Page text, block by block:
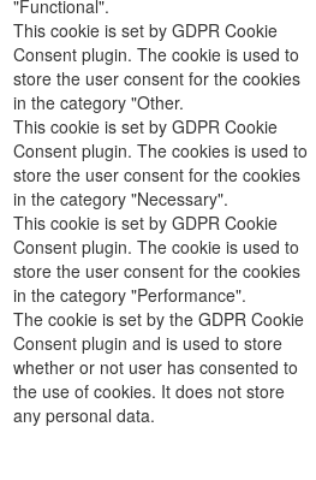
"Functional".
This cookie is set by GDPR Cookie
Consent plugin. The cookie is used to
store the user consent for the cookies
in the category "Other.
This cookie is set by GDPR Cookie
Consent plugin. The cookies is used to
store the user consent for the cookies
in the category "Necessary".
This cookie is set by GDPR Cookie
Consent plugin. The cookie is used to
store the user consent for the cookies
in the category "Performance".
The cookie is set by the GDPR Cookie
Consent plugin and is used to store
whether or not user has consented to
the use of cookies. It does not store
any personal data.